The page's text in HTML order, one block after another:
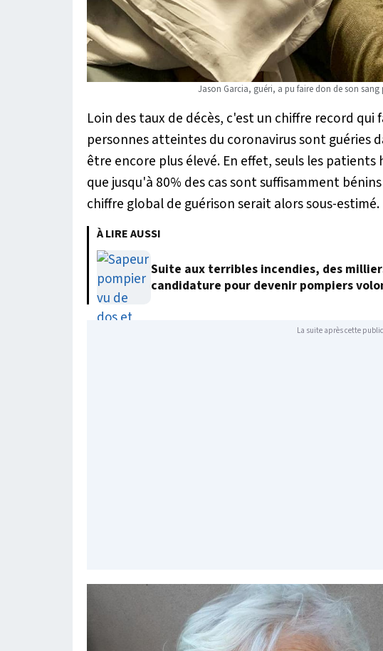
Jason Garcia, guéri, a pu faire don de son
Loin des taux de décès, c'est un chiffre record qui
personnes atteintes du coronavirus sont guéries
être encore plus élevé. En effet, seuls les
que jusqu'à 80% des cas sont suffisamment
chiffre global de guérison serait alors sous-estimé.
À LIRE AUSSI
Suite aux terribles incendies, des
candidature pour devenir pompiers
La suite après cette